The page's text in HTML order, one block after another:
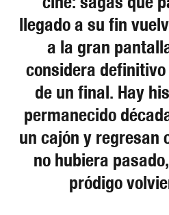
llegado a su fin
a la gran
considera
de un final. Hay
permanecido
un cajón y regresan
no hubiera
pródigo